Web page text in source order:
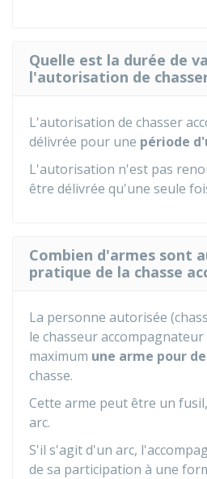
Quelle est la durée de
l'autorisation de
L'autorisation de chasser
délivrée pour une période
L'autorisation n'est pas
être délivrée qu'une seule
Combien d'armes sont
pratique de la chasse
La personne autorisée
le chasseur
maximum une arme pour
chasse.
Cette arme peut être un
arc.
S'il s'agit d'un arc,
de sa participation à une